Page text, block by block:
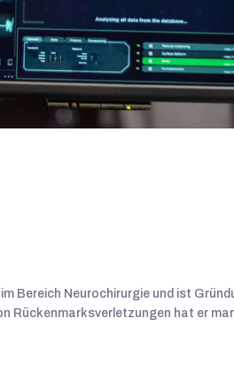
Bereich Neurochirurgie und ist
Rückenmarksverletzungen hat er